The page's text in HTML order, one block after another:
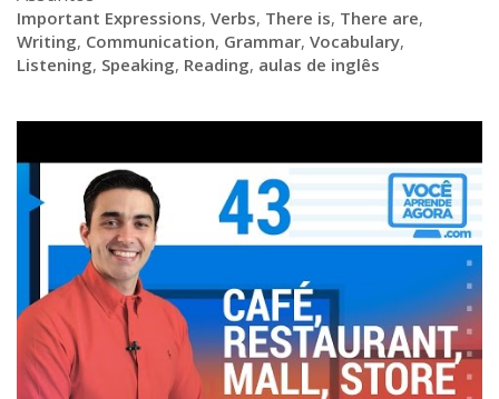
Important Expressions, Verbs, There is, There are,
Writing, Communication, Grammar, Vocabulary,
Listening, Speaking, Reading, aulas de inglês